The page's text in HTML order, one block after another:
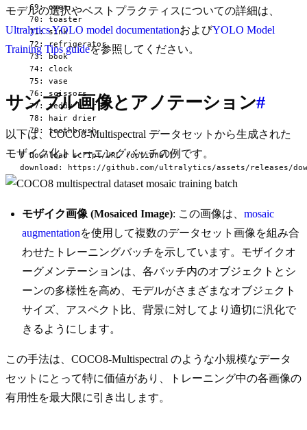
  69: oven
  70: toaster
  71: sink
  72: refrigerator
  73: book
  74: clock
  75: vase
  76: scissors
  77: teddy bear
  78: hair drier
  79: toothbrush
# Download script/URL (optional)
download: https://github.com/ultralytics/assets/releases/
モデルの選択やベストプラクティスについての詳細は、
Ultralytics YOLO model documentationおよびYOLO Model
Training Tips guideを参照してください。
サンプル画像とアノテーション#
以下は、COCO8-Multispectral データセットから生成された
モザイク化トレーニングバッチの例です。
モザイク画像 (Mosaiced Image): この画像は、 mosaic
augmentationを使用して複数のデータセット画像を組み合
わせたトレーニングバッチを示しています。モザイクオ
ーグメンテーションは、各バッチ内のオブジェクトとシ
ーンの多様性を高め、モデルがさまざまなオブジェクト
サイズ、アスペクト比、背景に対してより適切に汎化で
きるようにします。
この手法は、COCO8-Multispectral のような小規模なデータ
セットにとって特に価値があり、トレーニング中の各画像の
有用性を最大限に引き出します。